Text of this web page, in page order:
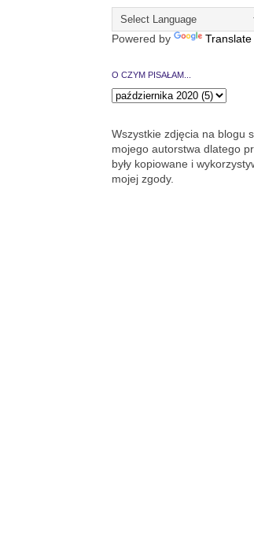
Powered by Translate
O CZYM PISAŁAM...
Wszystkie zdjęcia na blogu
mojego autorstwa dlatego
były kopiowane i
mojej zgody.